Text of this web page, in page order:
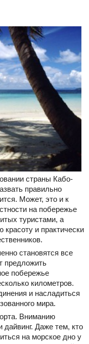
страны Кабо-
правильно
Может, это и к
на побережье
туристами, а
и практически
становятся все
предложить
побережье
километров.
и насладиться
мира.
Вниманию
дайвинг. Даже тем, кто
на морское дно у